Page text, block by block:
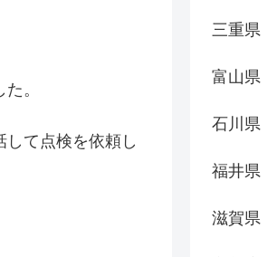
。
て点検を依頼し
三重県
富山県
石川県
福井県
滋賀県